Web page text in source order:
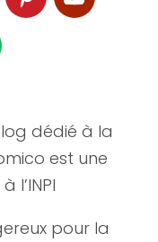
dédié à la
est une
l’INPI
pour la